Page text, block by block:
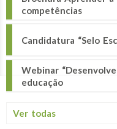
competências
Candidatura “Selo
Webinar
educação
Ver todas